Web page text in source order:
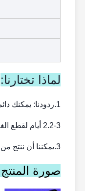
لماذا تختارنا:
1. ردودنا: يمكنك
2.2-3 أيام لقطع الغيار الموجودة في المخزون، وقت التسليم المحدد يعتمد على طلبك.
3. يمكننا أن ننتج
صورة